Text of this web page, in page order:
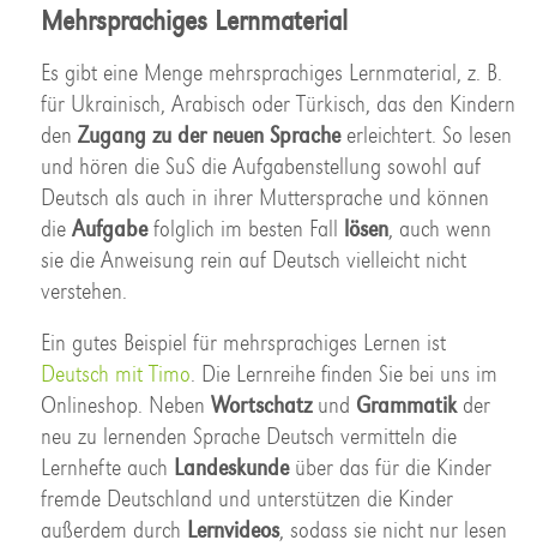
Mehrsprachiges Lernmaterial
Es gibt eine Menge mehrsprachiges Lernmaterial, z. B.
für Ukrainisch, Arabisch oder Türkisch, das den Kindern
den Zugang zu der neuen Spracheerleichtert. So lesen
und hören die SuS die Aufgabenstellung sowohl auf
Deutsch als auch in ihrer Muttersprache und können
die Aufgabefolglich im besten Fall lösen, auch wenn
sie die Anweisung rein auf Deutsch vielleicht nicht
verstehen.
Ein gutes Beispiel für mehrsprachiges Lernen ist
Deutsch mit Timo. Die Lernreihe finden Sie bei uns im
Onlineshop. Neben Wortschatzund Grammatikder
neu zu lernenden Sprache Deutsch vermitteln die
Lernhefte auch Landeskunde über das für die Kinder
fremde Deutschland und unterstützen die Kinder
außerdem durch Lernvideos, sodass sie nicht nur lesen